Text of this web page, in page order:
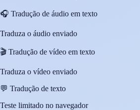
🎧 Tradução de áudio em texto
Traduza o áudio enviado
🎬 Tradução de vídeo em texto
Traduza o vídeo enviado
💬 Tradução de texto
Teste limitado no navegador